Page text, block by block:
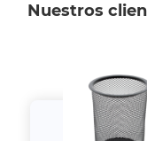
Nuestros